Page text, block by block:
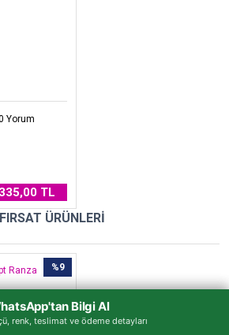
Bilgi Al
renk, teslimat ve ödeme detayları
Yorum
TL
FIRSAT ÜRÜNLERİ
%9
Bilgi Al
renk, teslimat ve ödeme detayları